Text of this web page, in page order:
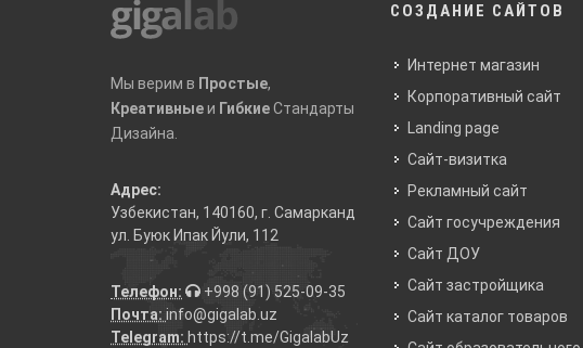
Мы верим в Простые,
Креативныеи ГибкиеСтандарты
Дизайна.
Адрес:
Узбекистан, 140160, г. Самарканд
ул. Буюк Ипак Йули, 112
Телефон:
+998 (91) 525-09-35
Почта: info@gigalab.uz
Telegram: https://t.me/GigalabUz
СОЗДАНИЕ САЙТОВ
Интернет магазин
Корпоративный сайт
Landing page
Сайт-визитка
Рекламный сайт
Сайт госучреждения
Сайт ДОУ
Сайт застройщика
Сайт каталог товаров